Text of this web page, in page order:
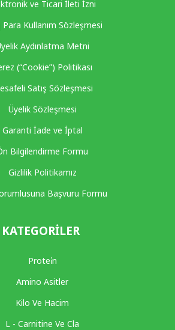
ve Ticari İleti İzni
Para Kullanım Sözleşmesi
Aydınlatma Metni
(“Cookie”) Politikası
Satış Sözleşmesi
Üyelik Sözleşmesi
Garanti İade ve İptal
Bilgilendirme Formu
Gizlilik Politikamız
Başvuru Formu
KATEGORILER
Protei̇n
Amino Asitler
Kilo Ve Hacim
L - Carnitine Ve Cla